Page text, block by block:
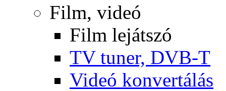
Film, videó
Film lejátszó
TV tuner, DVB-T
Videó konvertálás